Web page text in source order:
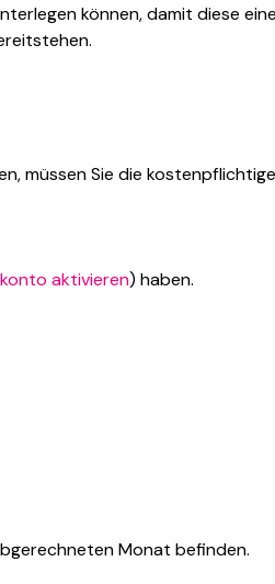
können, damit diese
müssen Sie die kostenpflichtige
aktivieren) haben.
Monat befinden.